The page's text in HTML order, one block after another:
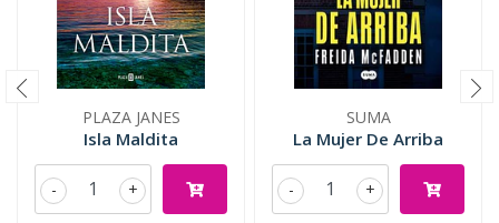
PLAZA JANES
Isla Maldita
+
-
SUMA
La Mujer De Arriba
+
-